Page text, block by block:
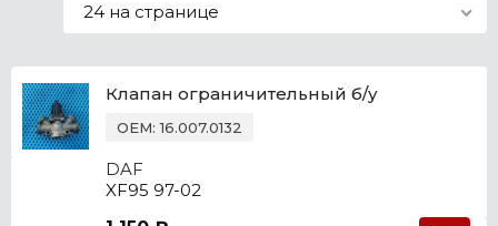
24 на странице
Клапан ограничительный б/у
OEM: 16.007.0132
DAF
XF95 97-02